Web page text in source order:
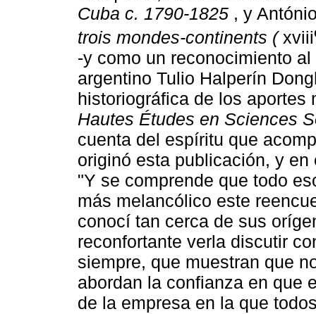
Cuba c. 1790-1825 , y
trois mondes-continents (xviii
-y como un reconocimiento
argentino Tulio Halperín
historiográfica de los
Hautes Études en Sciences
cuenta del espíritu que
originó esta publicación, y
"Y se comprende que todo
más melancólico este
conocí tan cerca de sus
reconfortante verla discutir
siempre, que muestran que
abordan la confianza en que
de la empresa en la que